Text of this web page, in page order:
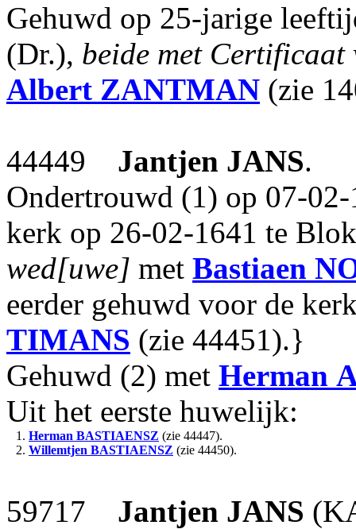
Gehuwd op 25-jarige
(Dr.), beide met Certificaat
Albert ZANTMAN (zie
44449 Jantjen JANS.
Ondertrouwd (1) op 07-
kerk op 26-02-1641 te
wed[uwe] met Bastiaen
eerder gehuwd voor de
TIMANS (zie 44451).}
Gehuwd (2) met Herman
Uit het eerste huwelijk:
1. Herman BASTIAENSZ (zie 44447).
2. Willemtjen BASTIAENSZ (zie 44450).
59717 Jantjen JANS